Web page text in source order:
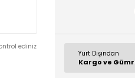
ediniz
Yurt Dışından
Kargo ve